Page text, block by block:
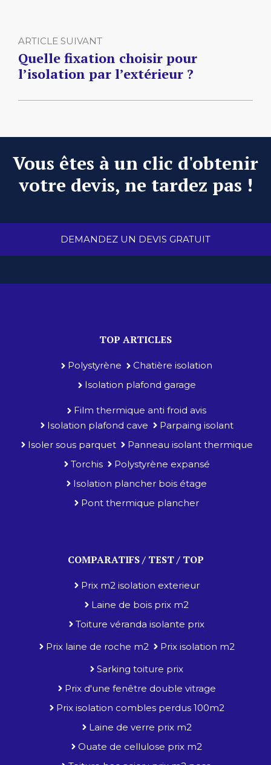
ARTICLE SUIVANT
Quelle fixation choisir pour
l’isolation par l’extérieur ?
Vous êtes à un clic d'obtenir
votre devis, ne tardez pas !
DEMANDEZ UN DEVIS GRATUIT
TOP ARTICLES
Polystyrène
Chatière isolation
Isolation plafond garage
Film thermique anti froid avis
Isolation plafond cave
Parpaing isolant
Isoler sous parquet
Panneau isolant thermique
Torchis
Polystyrène expansé
Isolation plancher bois étage
Pont thermique plancher
COMPARATIFS / TEST / TOP
Prix m2 isolation exterieur
Laine de bois prix m2
Toiture véranda isolante prix
Prix laine de roche m2
Prix isolation m2
Sarking toiture prix
Prix d'une fenêtre double vitrage
Prix isolation combles perdus 100m2
Laine de verre prix m2
Ouate de cellulose prix m2